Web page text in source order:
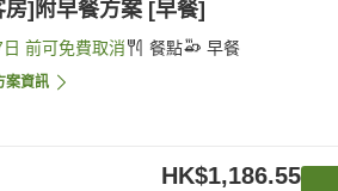
房]附早餐方案 [早餐]
前可免費取消 餐點 早餐
案資訊
HK$1,186.55